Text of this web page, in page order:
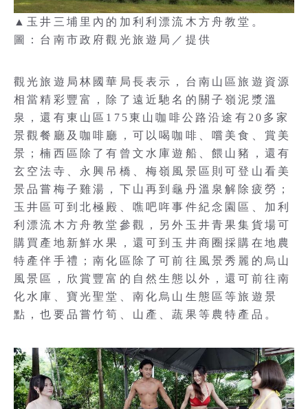
▲玉井三埔里內的加利利漂流木方舟教堂。
圖：台南市政府觀光旅遊局／提供
觀光旅遊局林國華局長表示，台南山區旅遊資源
相當精彩豐富，除了遠近馳名的關子嶺泥漿溫
泉，還有東山區175東山咖啡公路沿途有20多家
景觀餐廳及咖啡廳，可以喝咖啡、嚐美食、賞美
景；楠西區除了有曾文水庫遊船、餵山豬，還有
玄空法寺、永興吊橋、梅嶺風景區則可登山看美
景品嘗梅子雞湯，下山再到龜丹溫泉解除疲勞；
玉井區可到北極殿、噍吧哖事件紀念園區、加利
利漂流木方舟教堂參觀，另外玉井青果集貨場可
購買產地新鮮水果，還可到玉井商圈採購在地農
特產伴手禮；南化區除了可前往風景秀麗的烏山
風景區，欣賞豐富的自然生態以外，還可前往南
化水庫、寶光聖堂、南化烏山生態區等旅遊景
點，也要品嘗竹筍、山產、蔬果等農特產品。